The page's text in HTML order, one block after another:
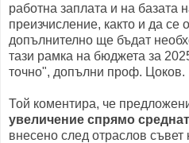
работна заплата и на базата
преизчисление, както и да се
допълнително ще бъдат
тази рамка на бюджета за
точно", допълни проф. Цоков.
Той коментира, че
увеличение спрямо
внесено след отраслов съвет